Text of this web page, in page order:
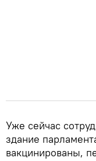
Уже сейчас
здание
вакцинированы,